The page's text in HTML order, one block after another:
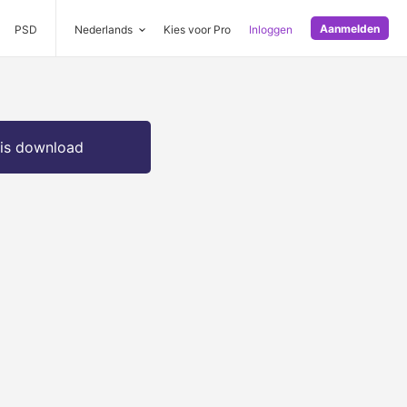
PSD Nederlands Kies voor Pro Inloggen Aanmelden
download